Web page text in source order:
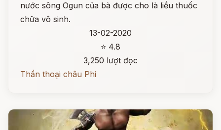
nước sông Ogun của bà được cho là liều thuốc
chữa vô sinh.
13-02-2020
⭐ 4.8
3,250 lượt đọc
Thần thoại châu Phi